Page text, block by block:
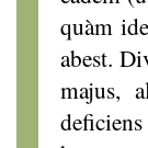
quàm
abest.
majus,